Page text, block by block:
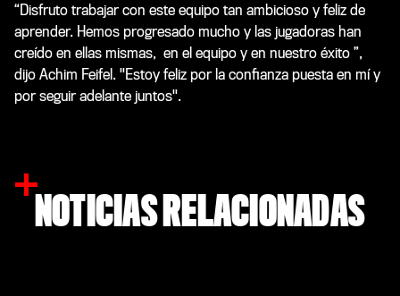
“Disfruto trabajar con este equipo tan ambicioso y feliz de
aprender. Hemos progresado mucho y las jugadoras han
creído en ellas mismas, en el equipo y en nuestro éxito ”,
dijo Achim Feifel. "Estoy feliz por la confianza puesta en mí y
por seguir adelante juntos".
NOTICIAS RELACIONADAS